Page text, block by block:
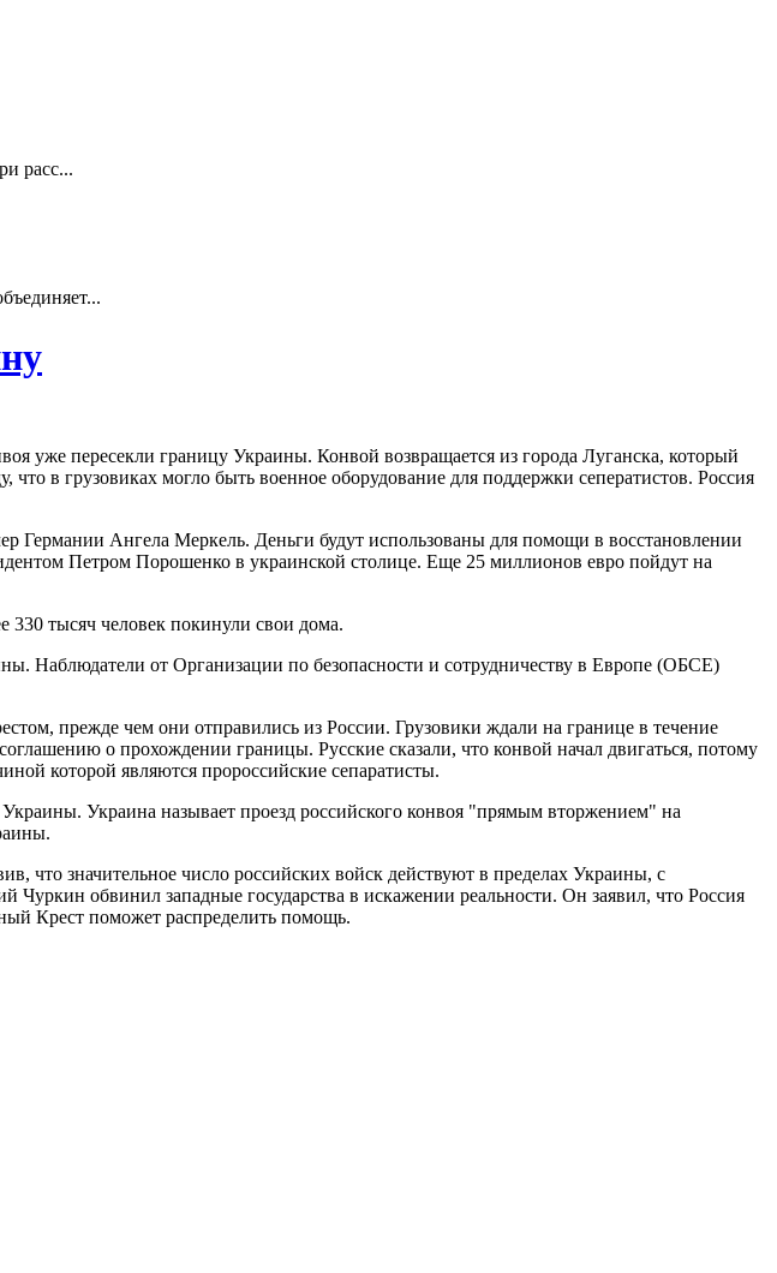
расс...
уже пересекли границу Украины. Конвой возвращается из города Луганска, который
в грузовиках могло быть военное оборудование для поддержки сеператистов. Россия
Германии Ангела Меркель. Деньги будут использованы для помощи в восстановлении
Петром Порошенко в украинской столице. Еще 25 миллионов евро пойдут на
330 тысяч человек покинули свои дома.
Наблюдатели от Организации по безопасности и сотрудничеству в Европе (ОБСЕ)
прежде чем они отправились из России. Грузовики ждали на границе в течение
о прохождении границы. Русские сказали, что конвой начал двигаться, потому
которой являются пророссийские сепаратисты.
Украина называет проезд российского конвоя "прямым вторжением" на
значительное число российских войск действуют в пределах Украины, с
обвинил западные государства в искажении реальности. Он заявил, что Россия
Крест поможет распределить помощь.